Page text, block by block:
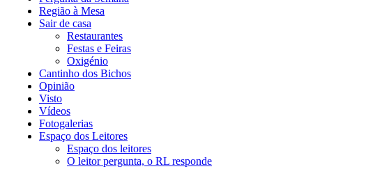
Região à Mesa
Sair de casa
Restaurantes
Festas e Feiras
Oxigénio
Cantinho dos Bichos
Opinião
Visto
Vídeos
Fotogalerias
Espaço dos Leitores
Espaço dos leitores
O leitor pergunta, o RL responde